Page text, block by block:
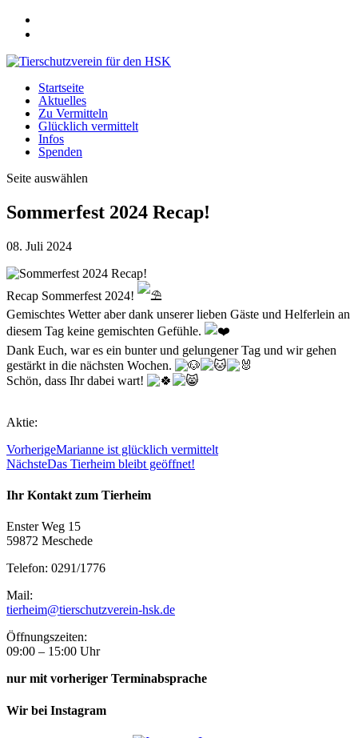
Startseite
Aktuelles
Zu Vermitteln
Glücklich vermittelt
Infos
Spenden
Seite auswählen
Sommerfest 2024 Recap!
08. Juli 2024
Recap Sommerfest 2024!
Gemischtes Wetter aber dank unserer lieben Gäste und Helferlein an
diesem Tag keine gemischten Gefühle.
Dank Euch, war es ein bunter und gelungener Tag und wir gehen
gestärkt in die nächsten Wochen.
Schön, dass Ihr dabei wart!
Aktie:
VorherigeMarianne ist glücklich vermittelt
NächsteDas Tierheim bleibt geöffnet!
Ihr Kontakt zum Tierheim
Enster Weg 15
59872 Meschede
Telefon: 0291/1776
Mail:
tierheim@tierschutzverein-hsk.de
Öffnungszeiten:
09:00 – 15:00 Uhr
nur mit vorheriger Terminabsprache
Wir bei Instagram